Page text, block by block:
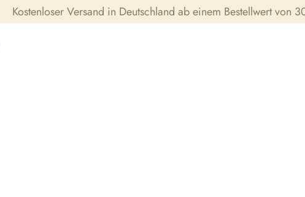
Kostenloser Versand in Deutschland ab einem Bestellwert von